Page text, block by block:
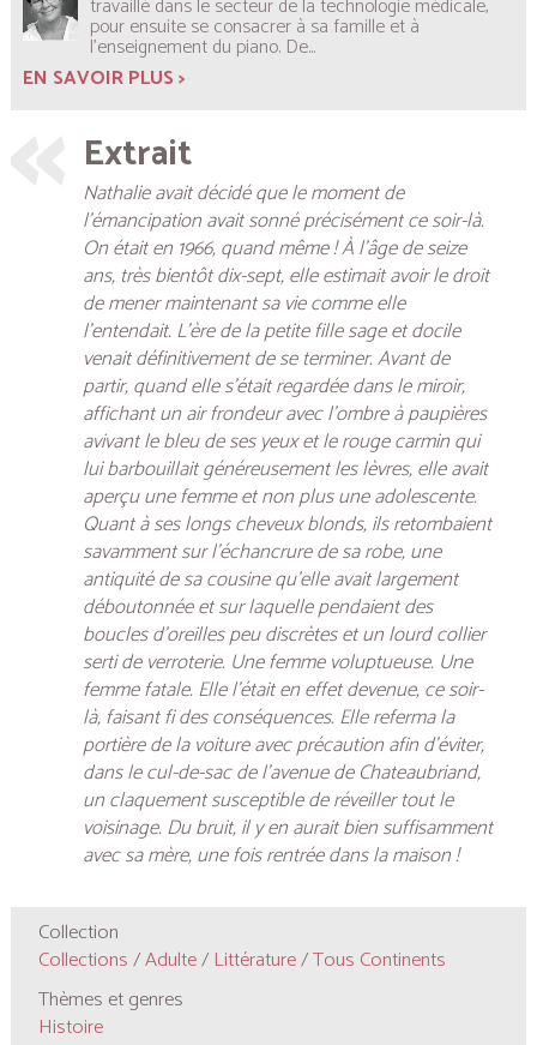
travaillé dans le secteur de la technologie médicale,
pour ensuite se consacrer à sa famille et à
l’enseignement du piano. De...
EN SAVOIR PLUS >
Extrait
Nathalie avait décidé que le moment de
l’émancipation avait sonné précisément ce soir-là.
On était en 1966, quand même ! À l’âge de seize
ans, très bientôt dix-sept, elle estimait avoir le droit
de mener maintenant sa vie comme elle
l’entendait. L’ère de la petite fille sage et docile
venait définitivement de se terminer. Avant de
partir, quand elle s’était regardée dans le miroir,
affichant un air frondeur avec l’ombre à paupières
avivant le bleu de ses yeux et le rouge carmin qui
lui barbouillait généreusement les lèvres, elle avait
aperçu une femme et non plus une adolescente.
Quant à ses longs cheveux blonds, ils retombaient
savamment sur l’échancrure de sa robe, une
antiquité de sa cousine qu’elle avait largement
déboutonnée et sur laquelle pendaient des
boucles d’oreilles peu discrètes et un lourd collier
serti de verroterie. Une femme voluptueuse. Une
femme fatale. Elle l’était en effet devenue, ce soir-
là, faisant fi des conséquences. Elle referma la
portière de la voiture avec précaution afin d’éviter,
dans le cul-de-sac de l’avenue de Chateaubriand,
un claquement susceptible de réveiller tout le
voisinage. Du bruit, il y en aurait bien suffisamment
avec sa mère, une fois rentrée dans la maison !
Collection
Collections/Adulte/ Littérature/Tous Continents
Thèmes et genres
Histoire